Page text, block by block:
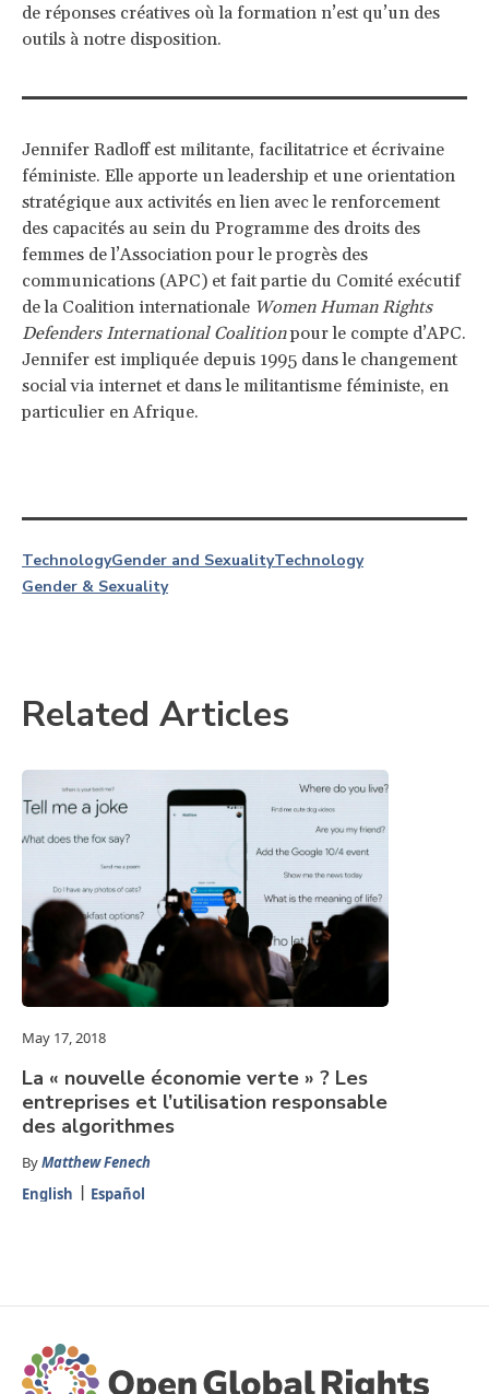
de réponses créatives où la formation n’est qu’un des
outils à notre disposition.
Jennifer Radloff est militante, facilitatrice et écrivaine
féministe. Elle apporte un leadership et une orientation
stratégique aux activités en lien avec le renforcement
des capacités au sein du Programme des droits des
femmes de l’Association pour le progrès des
communications (APC) et fait partie du Comité exécutif
de la Coalition internationale Women Human Rights
Defenders International Coalitionpour le compte d’APC.
Jennifer est impliquée depuis 1995 dans le changement
social via internet et dans le militantisme féministe, en
particulier en Afrique.
TechnologyGender and SexualityTechnology
Gender & Sexuality
Related Articles
May 17, 2018
La « nouvelle économie verte » ? Les
entreprises et l’utilisation responsable
des algorithmes
ByMatthew Fenech
English
Español